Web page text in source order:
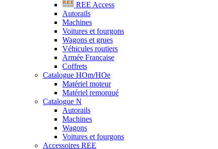
REE Access
Autorails
Machines
Voitures et fourgons
Wagons et grues
Véhicules routiers
Armée Française
Coffrets
Catalogue HOm/HOe
Matériel moteur
Matériel remorqué
Catalogue N
Autorails
Machines
Wagons
Voitures et fourgons
Accessoires REE